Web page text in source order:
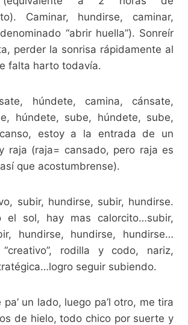
Caminar, hundirse, caminar,
“abrir huella”). Sonreír
perder la sonrisa rápidamente al
falta harto todavía.
húndete, camina, cánsate,
húndete, sube, húndete, sube,
estoy a la entrada de un
raja (raja= cansado, pero raja es
que acostumbrense).
subir, hundirse, subir, hundirse.
el sol, hay mas calorcito…subir,
hundirse, hundirse, hundirse…
rodilla y codo, nariz,
seguir subiendo.
pa’ un lado, luego pa’l otro, me tira
de hielo, todo chico por suerte y